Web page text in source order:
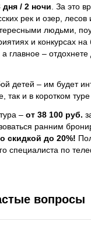
дня / 2 ночи За это
рек и озер, лесов
людьми,
и конкурсах на
а главное –
детей – им будет
так и в коротком
– от 38 100 руб.
ранним
скидкой до 20%!
специалиста по
вопросы